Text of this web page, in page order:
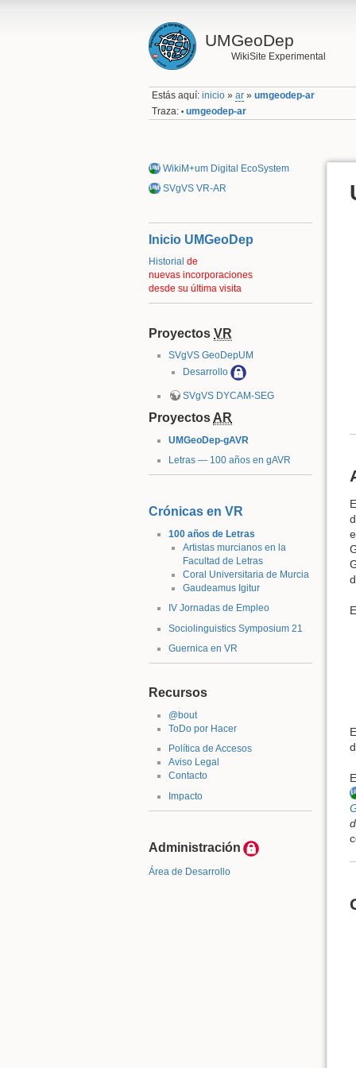
UMGeoDep
WikiSite Experimental
Estás aquí:inicio »ar »umgeodep-ar
Traza: • umgeodep-ar
WikiM+um Digital EcoSystem
SVgVS VR-AR
Inicio UMGeoDep
Historial de
nuevas incorporaciones
desde su última visita
Proyectos VR
SVgVS GeoDepUM
Desarrollo
SVgVS DYCAM-SEG
Proyectos AR
UMGeoDep-gAVR
Letras — 100 años en gAVR
Crónicas en VR
100 años de Letras
Artistas murcianos en la
Facultad de Letras
Coral Universitaria de Murcia
Gaudeamus Igitur
IV Jornadas de Empleo
Sociolinguistics Symposium 21
Guernica en VR
Recursos
@bout
ToDo por Hacer
Política de Accesos
Aviso Legal
Contacto
Impacto
Administración
Área de Desarrollo